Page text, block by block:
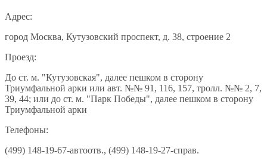
Адрес:
город Москва, Кутузовский проспект, д. 38, строение 2
Проезд:
До ст. м. "Кутузовская", далее пешком в сторону
Триумфальной арки или авт. №№ 91, 116, 157, тролл. №№ 2, 7,
39, 44; или до ст. м. "Парк Победы", далее пешком в сторону
Триумфальной арки
Телефоны:
(499) 148-19-67-автоотв., (499) 148-19-27-справ.